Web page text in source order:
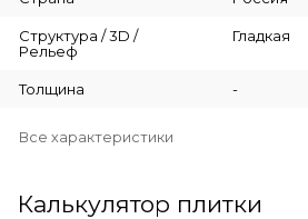
Структура / 3D /
Рельеф
Гладкая
Толщина -
Все характеристики
Калькулятор плитки